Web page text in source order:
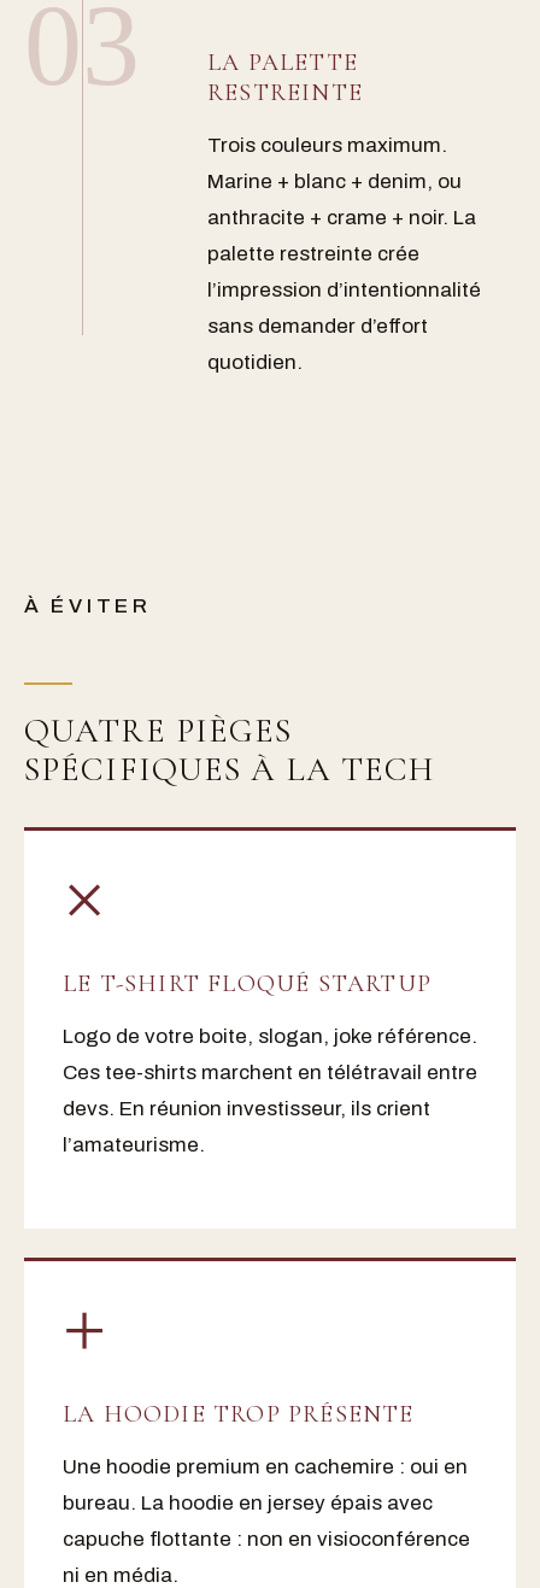
03
LA PALETTE
RESTREINTE
Trois couleurs maximum.
Marine + blanc + denim, ou
anthracite + crame + noir. La
palette restreinte crée
l’impression d’intentionnalité
sans demander d’effort
quotidien.
À ÉVITER
QUATRE PIÈGES
SPÉCIFIQUES À LA TECH
×
LE T-SHIRT FLOQUÉ STARTUP
Logo de votre boite, slogan, joke référence.
Ces tee-shirts marchent en télétravail entre
devs. En réunion investisseur, ils crient
l’amateurisme.
+
LA HOODIE TROP PRÉSENTE
Une hoodie premium en cachemire : oui en
bureau. La hoodie en jersey épais avec
capuche flottante : non en visioconférence
ni en média.